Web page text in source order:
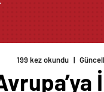
199 kez okundu |